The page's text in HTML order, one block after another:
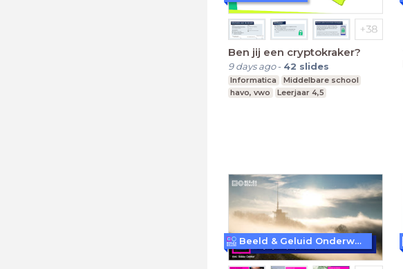
Ben jij een cryptokraker?
9 days ago- 42 slides
Informatica
Middelbare school
havo, vwo
Leerjaar 4,5
Beeld & Geluid Onderwijs